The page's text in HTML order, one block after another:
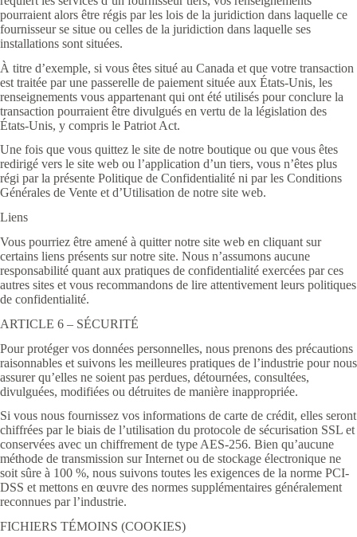
pourraient alors être régis par les lois de la juridiction dans laquelle ce
fournisseur se situe ou celles de la juridiction dans laquelle ses
installations sont situées.
À titre d’exemple, si vous êtes situé au Canada et que votre transaction
est traitée par une passerelle de paiement située aux États-Unis, les
renseignements vous appartenant qui ont été utilisés pour conclure la
transaction pourraient être divulgués en vertu de la législation des
États-Unis, y compris le Patriot Act.
Une fois que vous quittez le site de notre boutique ou que vous êtes
redirigé vers le site web ou l’application d’un tiers, vous n’êtes plus
régi par la présente Politique de Confidentialité ni par les Conditions
Générales de Vente et d’Utilisation de notre site web.
Liens
Vous pourriez être amené à quitter notre site web en cliquant sur
certains liens présents sur notre site. Nous n’assumons aucune
responsabilité quant aux pratiques de confidentialité exercées par ces
autres sites et vous recommandons de lire attentivement leurs politiques
de confidentialité.
ARTICLE 6 – SÉCURITÉ
Pour protéger vos données personnelles, nous prenons des précautions
raisonnables et suivons les meilleures pratiques de l’industrie pour nous
assurer qu’elles ne soient pas perdues, détournées, consultées,
divulguées, modifiées ou détruites de manière inappropriée.
Si vous nous fournissez vos informations de carte de crédit, elles seront
chiffrées par le biais de l’utilisation du protocole de sécurisation SSL et
conservées avec un chiffrement de type AES-256. Bien qu’aucune
méthode de transmission sur Internet ou de stockage électronique ne
soit sûre à 100 %, nous suivons toutes les exigences de la norme PCI-
DSS et mettons en œuvre des normes supplémentaires généralement
reconnues par l’industrie.
FICHIERS TÉMOINS (COOKIES)